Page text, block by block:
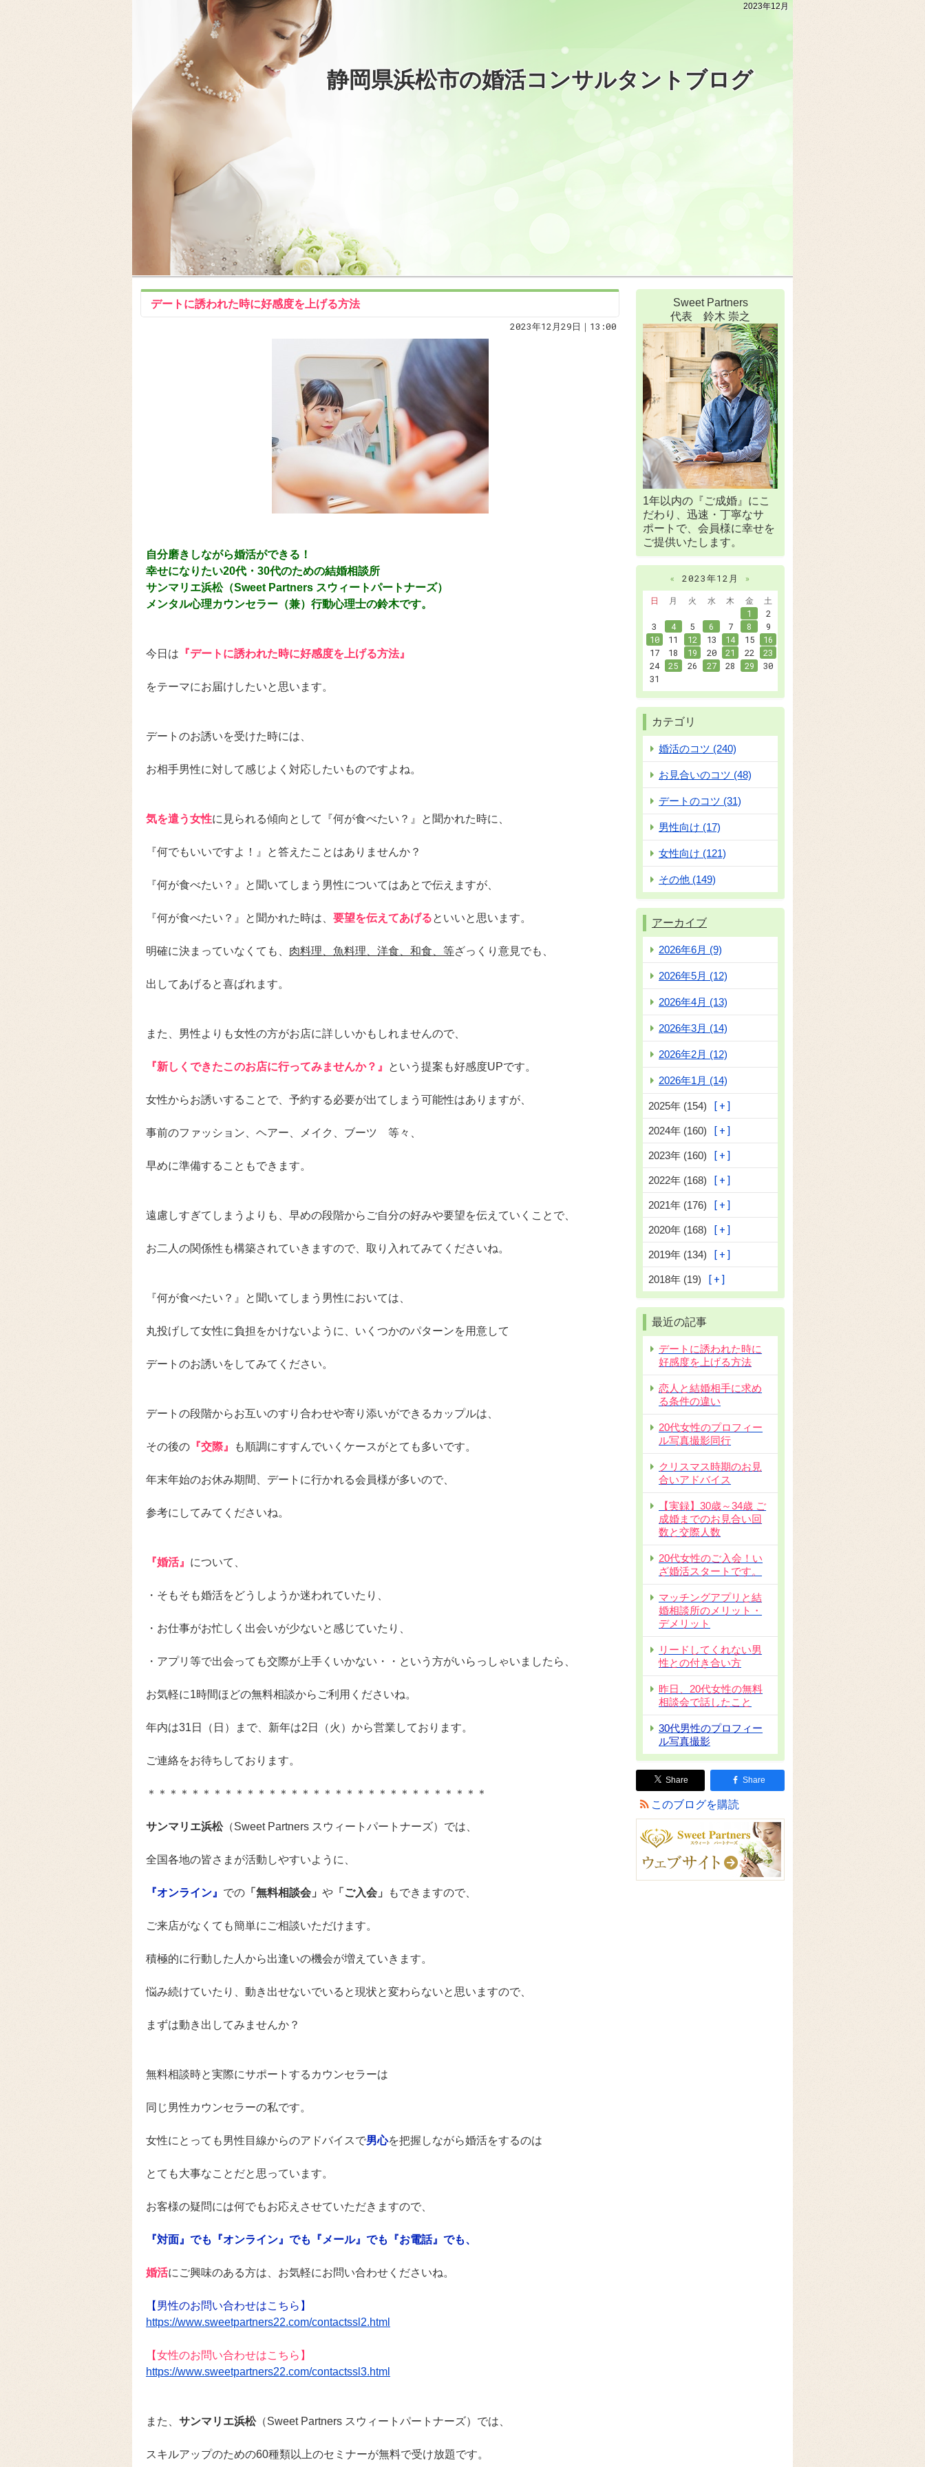
2023年12月
静岡県浜松市の婚活コンサルタントブログ
デートに誘われた時に好感度を上げる方法
2023年12月29日｜13:00
自分磨きしながら婚活ができる！
幸せになりたい20代・30代のための結婚相談所
サンマリエ浜松（Sweet Partners スウィートパートナーズ）
メンタル心理カウンセラー（兼）行動心理士の鈴木です。
今日は 『デートに誘われた時に好感度を上げる方法』
をテーマにお届けしたいと思います。
デートのお誘いを受けた時には、
お相手男性に対して感じよく対応したいものですよね。
気を遣う女性に見られる傾向として『何が食べたい？』と聞かれた時に、
『何でもいいですよ！』と答えたことはありませんか？
『何が食べたい？』と聞いてしまう男性についてはあとで伝えますが、
『何が食べたい？』と聞かれた時は、 要望を伝えてあげるといいと思います。
明確に決まっていなくても、 肉料理、魚料理、洋食、和食、等ざっくり意見でも、
出してあげると喜ばれます。
また、男性よりも女性の方がお店に詳しいかもしれませんので、
『新しくできたこのお店に行ってみませんか？』 という提案も好感度UPです。
女性からお誘いすることで、予約する必要が出てしまう可能性はありますが、
事前のファッション、ヘアー、メイク、ブーツ 等々、
早めに準備することもできます。
遠慮しすぎてしまうよりも、早めの段階からご自分の好みや要望を伝えていくことで、
お二人の関係性も構築されていきますので、取り入れてみてくださいね。
『何が食べたい？』と聞いてしまう男性においては、
丸投げして女性に負担をかけないように、いくつかのパターンを用意して
デートのお誘いをしてみてください。
デートの段階からお互いのすり合わせや寄り添いができるカップルは、
その後の 『交際』 も順調にすすんでいくケースがとても多いです。
年末年始のお休み期間、デートに行かれる会員様が多いので、
参考にしてみてくださいね。
『婚活』 について、
・そもそも婚活をどうしようか迷われていたり、
・お仕事がお忙しく出会いが少ないと感じていたり、
・アプリ等で出会っても交際が上手くいかない・・という方がいらっしゃいましたら、
お気軽に1時間ほどの無料相談からご利用くださいね。
年内は31日（日）まで、新年は2日（火）から営業しております。
ご連絡をお待ちしております。
＊＊＊＊＊＊＊＊＊＊＊＊＊＊＊＊＊＊＊＊＊＊＊＊＊＊＊＊＊＊＊
サンマリエ浜松（Sweet Partners スウィートパートナーズ）では、
全国各地の皆さまが活動しやすいように、
『オンライン』 での 「無料相談会」 や 「ご入会」 もできますので、
ご来店がなくても簡単にご相談いただけます。
積極的に行動した人から出逢いの機会が増えていきます。
悩み続けていたり、動き出せないでいると現状と変わらないと思いますので、
まずは動き出してみませんか？
無料相談時と実際にサポートするカウンセラーは
同じ男性カウンセラーの私です。
女性にとっても男性目線からのアドバイスで男心を把握しながら婚活をするのは
とても大事なことだと思っています。
お客様の疑問には何でもお応えさせていただきますので、
『対面』でも『オンライン』でも『メール』でも『お電話』でも、
婚活にご興味のある方は、お気軽にお問い合わせくださいね。
【男性のお問い合わせはこちら】
https://www.sweetpartners22.com/contactssl2.html
【女性のお問い合わせはこちら】
https://www.sweetpartners22.com/contactssl3.html
また、 サンマリエ浜松（Sweet Partners スウィートパートナーズ）では、
スキルアップのための60種類以上のセミナーが無料で受け放題です。
Sweet Partners
代表 鈴木 崇之
1年以内の『ご成婚』にこ
だわり、迅速・丁寧なサ
ポートで、会員様に幸せを
ご提供いたします。
« 2023年12月
»
日
月 火 水 木 金
土
1
2
3
4 5 6 7 8
9
10
11 12 13 14 15
16
17
18 19 20 21 22
23
24
25 26 27 28 29
30
31
カテゴリ
婚活のコツ (240)
お見合いのコツ (48)
デートのコツ (31)
男性向け (17)
女性向け (121)
その他 (149)
アーカイブ
2026年6月 (9)
2026年5月 (12)
2026年4月 (13)
2026年3月 (14)
2026年2月 (12)
2026年1月 (14)
2025年 (154)
2024年 (160)
2023年 (160)
2022年 (168)
2021年 (176)
2020年 (168)
2019年 (134)
2018年 (19)
最近の記事
デートに誘われた時に
好感度を上げる方法
恋人と結婚相手に求め
る条件の違い
20代女性のプロフィー
ル写真撮影同行
クリスマス時期のお見
合いアドバイス
【実録】30歳～34歳 ご
成婚までのお見合い回
数と交際人数
20代女性のご入会！い
ざ婚活スタートです。
マッチングアプリと結
婚相談所のメリット・
デメリット
リードしてくれない男
性との付き合い方
昨日、20代女性の無料
相談会で話したこと
30代男性のプロフィー
ル写真撮影
Share Share
このブログを購読